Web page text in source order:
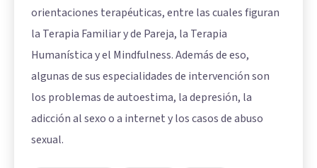
orientaciones terapéuticas, entre las cuales figuran
la Terapia Familiar y de Pareja, la Terapia
Humanística y el Mindfulness. Además de eso,
algunas de sus especialidades de intervención son
los problemas de autoestima, la depresión, la
adicción al sexo o a internet y los casos de abuso
sexual.